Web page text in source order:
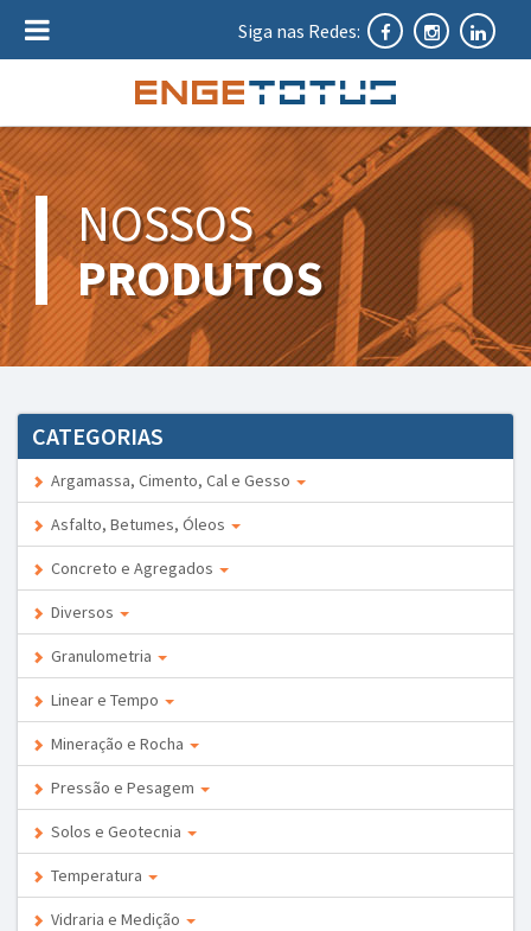
Siga nas Redes:
NOSSOS
PRODUTOS
CATEGORIAS
Argamassa, Cimento, Cal e Gesso
Asfalto, Betumes, Óleos
Concreto e Agregados
Diversos
Granulometria
Linear e Tempo
Mineração e Rocha
Pressão e Pesagem
Solos e Geotecnia
Temperatura
Vidraria e Medição